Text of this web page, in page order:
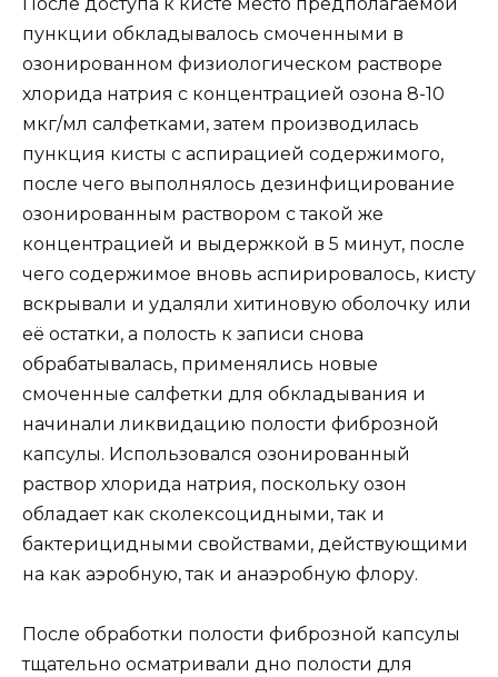
пункции обкладывалось смоченными в
озонированном физиологическом растворе
хлорида натрия с концентрацией озона 8-10
мкг/мл салфетками, затем производилась
пункция кисты с аспирацией содержимого,
после чего выполнялось дезинфицирование
озонированным раствором с такой же
концентрацией и выдержкой в 5 минут, после
чего содержимое вновь аспирировалось, кисту
вскрывали и удаляли хитиновую оболочку или
её остатки, а полость к записи снова
обрабатывалась, применялись новые
смоченные салфетки для обкладывания и
начинали ликвидацию полости фиброзной
капсулы. Использовался озонированный
раствор хлорида натрия, поскольку озон
обладает как сколексоцидными, так и
бактерицидными свойствами, действующими
на как аэробную, так и анаэробную флору.
После обработки полости фиброзной капсулы
тщательно осматривали дно полости для